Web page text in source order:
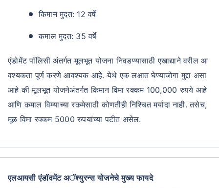
किमान मुदत: 12 वर्षे
कमाल मुदत: 35 वर्षे
एंडोमेंट पॉलिसी अंतर्गत मूलभूत योजना निवडण्यासाठी एखाद्याने वरील आ
वश्यकता पूर्ण करणे आवश्यक आहे. येथे एक लक्षात घेण्याजोगा मुद्दा असा
आहे की मूलभूत योजनेअंतर्गत किमान विमा रक्कम 100,000 रुपये आहे
आणि कमाल विम्याच्या रकमेसाठी कोणतीही निश्चित मर्यादा नाही. तसेच,
मूळ विमा रक्कम 5000 रुपयांच्या पटीत असेल.
एलआयसी एंडॉवमेंट अॅश्युरन्स योजनेचे मुख्य फायदे